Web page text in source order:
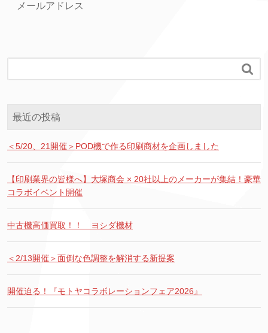
メールアドレス

最近の投稿
＜5/20、21開催＞POD機で作る印刷商材を企画しました
【印刷業界の皆様へ】大塚商会 × 20社以上のメーカーが集結！豪華
コラボイベント開催
中古機高価買取！！ ヨシダ機材
＜2/13開催＞面倒な色調整を解消する新提案
開催迫る！『モトヤコラボレーションフェア2026』